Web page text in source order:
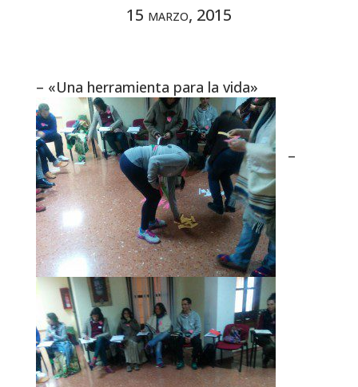
15 marzo, 2015
– «Una herramienta para la vida»
–